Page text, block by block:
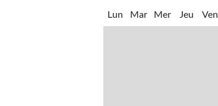
Lun Mar Mer Jeu Ven